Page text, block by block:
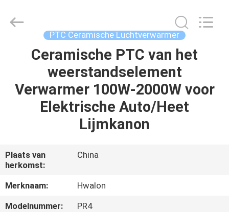
THUIS
PRODUCTEN
FABRIEKSTOCHT
KWALITEITSCONTROLE
PTC Ceramische Luchtverwarmer
Ceramische PTC van het
weerstandselement
Verwarmer 100W-2000W voor
Elektrische Auto/Heet
Lijmkanon
Plaats van
herkomst:
China
Merknaam:
Hwalon
Modelnummer:
PR4